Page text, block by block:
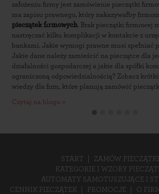
założeniu firmy jest zamówienie pieczątki
ma zapisu prawnego, który nakazywałby
pieczątek firmowych. Brak pieczątki firmowej
nastręczać kilku komplikacji w kontakcie z
bankami. Jakie wymogi prawne musi spełniać
Jakie dane należy zamieścić na pieczątce dla
działalności gospodarczej a jakie dla spółki
ograniczoną odpowiedzialnością? Zobacz
wiedzy dla firm, które planują zamówić
Czytaj na blogu »
START
ZAMÓW
KATEGORIE I WZORY
AUTOMATY SAMOTUSZUJĄCE I
CENNIK PIECZĄTEK
PROMOCJE O